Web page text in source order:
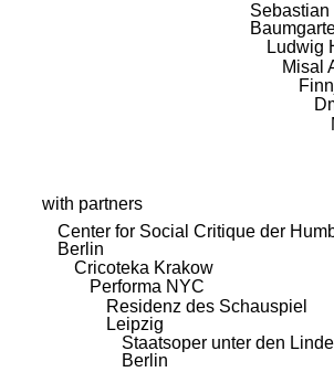
Sebastian
Ludwig
Misal
with partners
Center for Social Critique der
Berlin
Cricoteka Krakow
Performa NYC
Residenz des Schauspiel
Leipzig
Staatsoper unter den
Berlin